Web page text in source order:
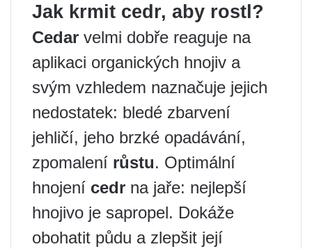
Jak krmit cedr, aby rostl?
Cedar velmi dobře reaguje na
aplikaci organických hnojiv a
svým vzhledem naznačuje jejich
nedostatek: bledé zbarvení
jehličí, jeho brzké opadávání,
zpomalení růstu. Optimální
hnojení cedr na jaře: nejlepší
hnojivo je sapropel. Dokáže
obohatit půdu a zlepšit její